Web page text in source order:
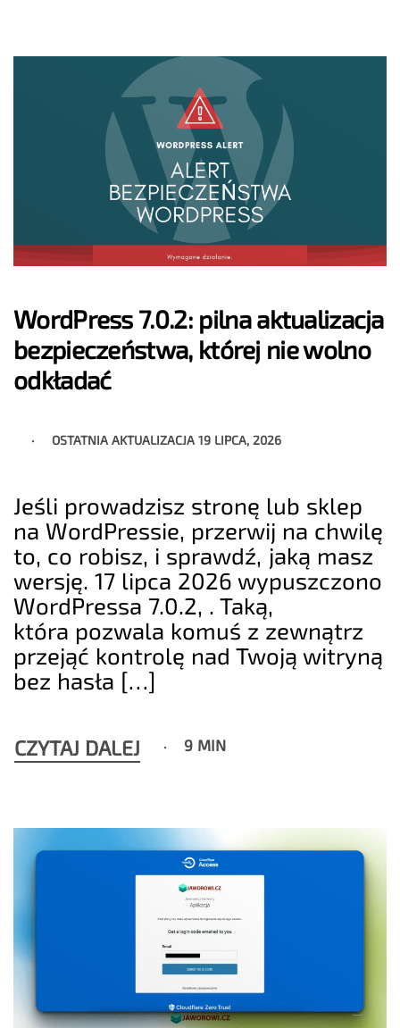
WordPress 7.0.2: pilna aktualizacja
bezpieczeństwa, której nie wolno
odkładać
OSTATNIA AKTUALIZACJA19 LIPCA, 2026
Jeśli prowadzisz stronę lub sklep
na WordPressie, przerwij na chwilę
to, co robisz, i sprawdź, jaką masz
wersję. 17 lipca 2026 wypuszczono
WordPressa 7.0.2, . Taką,
która pozwala komuś z zewnątrz
przejąć kontrolę nad Twoją witryną
bez hasła […]
CZYTAJ DALEJ 9 MIN